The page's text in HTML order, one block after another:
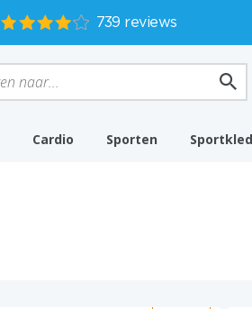
Cardio Sporten